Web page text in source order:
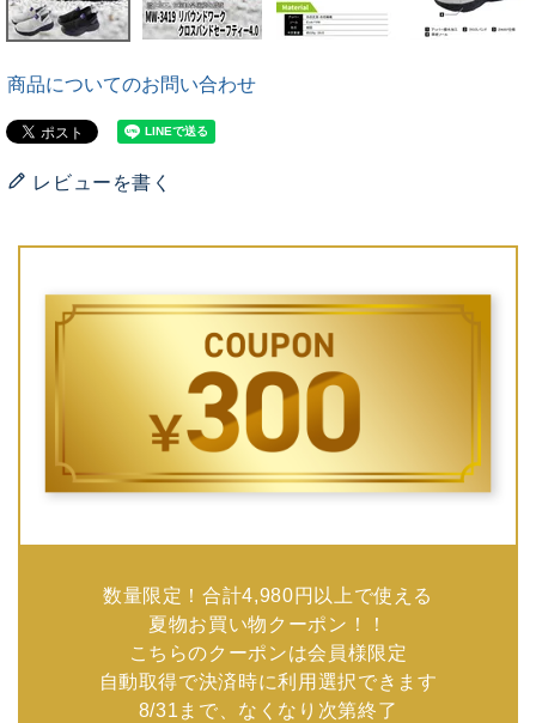
商品についてのお問い合わせ
レビューを書く
数量限定！合計4,980円以上で使える
夏物お買い物クーポン！！
こちらのクーポンは会員様限定
自動取得で決済時に利用選択できます
8/31まで、なくなり次第終了